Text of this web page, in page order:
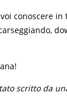
conoscere
scritto da